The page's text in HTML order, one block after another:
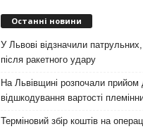
Останні новини
У Львові відзначили
після ракетного удару
На Львівщині розпочали прийом
відшкодування вартості
Терміновий збір коштів на